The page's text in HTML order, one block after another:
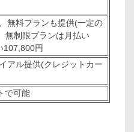
無料プランも提供(一定の
無制限プランは月払い
107,800円
アル提供(クレジットカー
で可能